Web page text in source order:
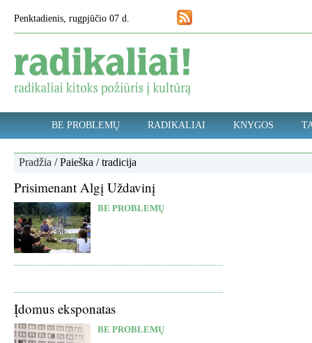
Penktadienis, rugpjūčio 07 d.
BE PROBLEMŲ RADIKALIAI KNYGOS
Pradžia / Paieška / tradicija
Prisimenant Algį Uždavinį
BE PROBLEMŲ
Įdomus eksponatas
BE PROBLEMŲ